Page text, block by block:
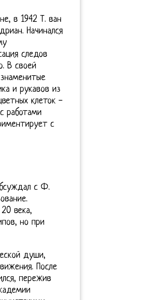
в 1942 Т. ван
Начинался
следов
В своей
и рукавов из
клеток -
работами
с
с Ф.
века,
но при
души,
После
пережив